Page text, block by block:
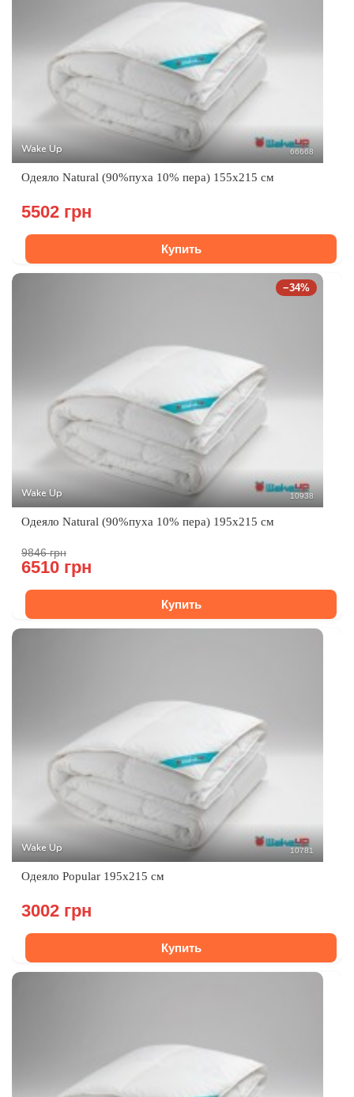
Wake Up 66668
Одеяло Natural (90%пуха 10% пера) 155x215 см
5502 грн
Купить
−34%
Wake Up 10938
Одеяло Natural (90%пуха 10% пера) 195х215 см
9846 грн
6510 грн
Купить
Wake Up 10781
Одеяло Popular 195х215 см
3002 грн
Купить